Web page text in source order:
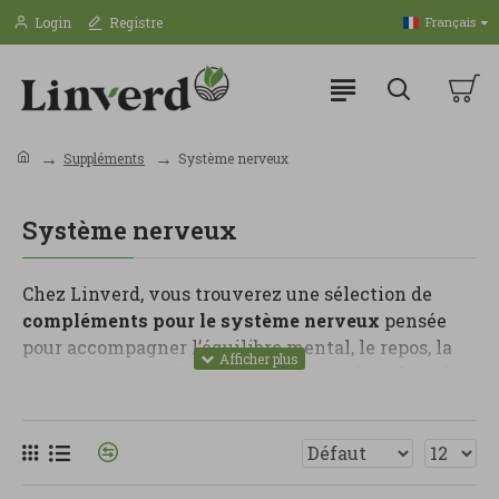
Login Registre Français
Suppléments Système nerveux
Système nerveux
Chez Linverd, vous trouverez une sélection de
compléments pour le système nerveux pensée
pour accompagner l’équilibre mental, le repos, la
concentration et la gestion du stress dans le cadre
élevée ou de difficulté à déconnecter.